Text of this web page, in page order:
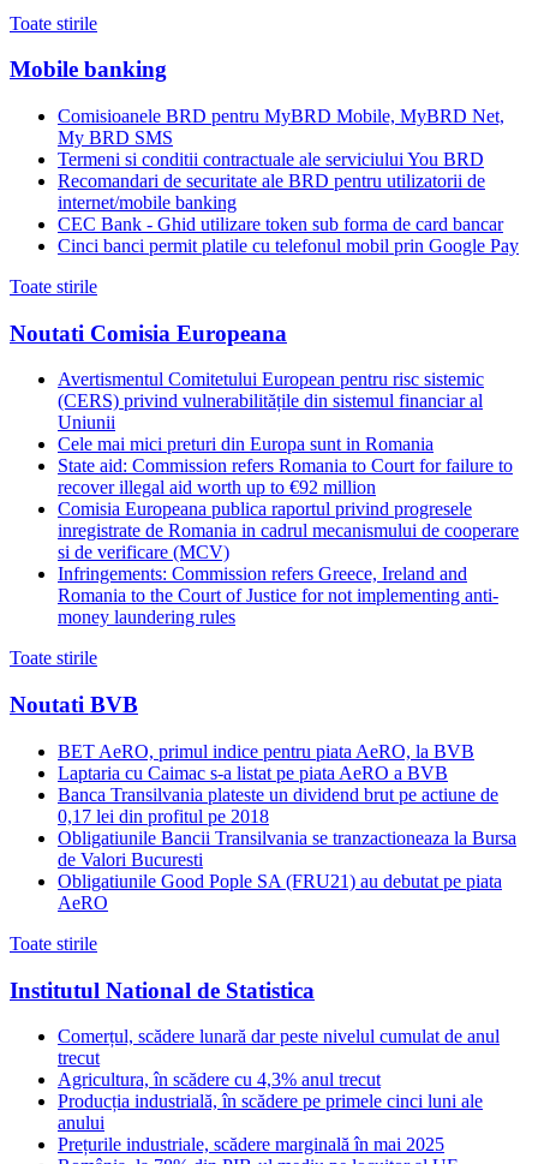
Toate stirile
Mobile banking
Comisioanele BRD pentru MyBRD Mobile, MyBRD Net,
My BRD SMS
Termeni si conditii contractuale ale serviciului You BRD
Recomandari de securitate ale BRD pentru utilizatorii de
internet/mobile banking
CEC Bank - Ghid utilizare token sub forma de card bancar
Cinci banci permit platile cu telefonul mobil prin Google Pay
Toate stirile
Noutati Comisia Europeana
Avertismentul Comitetului European pentru risc sistemic
(CERS) privind vulnerabilitățile din sistemul financiar al
Uniunii
Cele mai mici preturi din Europa sunt in Romania
State aid: Commission refers Romania to Court for failure to
recover illegal aid worth up to €92 million
Comisia Europeana publica raportul privind progresele
inregistrate de Romania in cadrul mecanismului de cooperare
si de verificare (MCV)
Infringements: Commission refers Greece, Ireland and
Romania to the Court of Justice for not implementing anti-
money laundering rules
Toate stirile
Noutati BVB
BET AeRO, primul indice pentru piata AeRO, la BVB
Laptaria cu Caimac s-a listat pe piata AeRO a BVB
Banca Transilvania plateste un dividend brut pe actiune de
0,17 lei din profitul pe 2018
Obligatiunile Bancii Transilvania se tranzactioneaza la Bursa
de Valori Bucuresti
Obligatiunile Good Pople SA (FRU21) au debutat pe piata
AeRO
Toate stirile
Institutul National de Statistica
Comerțul, scădere lunară dar peste nivelul cumulat de anul
trecut
Agricultura, în scădere cu 4,3% anul trecut
Producția industrială, în scădere pe primele cinci luni ale
anului
Prețurile industriale, scădere marginală în mai 2025